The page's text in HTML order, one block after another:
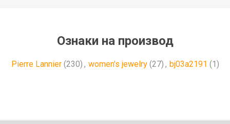
Ознаки на производ
Pierre Lannier (230) , women's jewelry (27) , bj03a2191 (1)